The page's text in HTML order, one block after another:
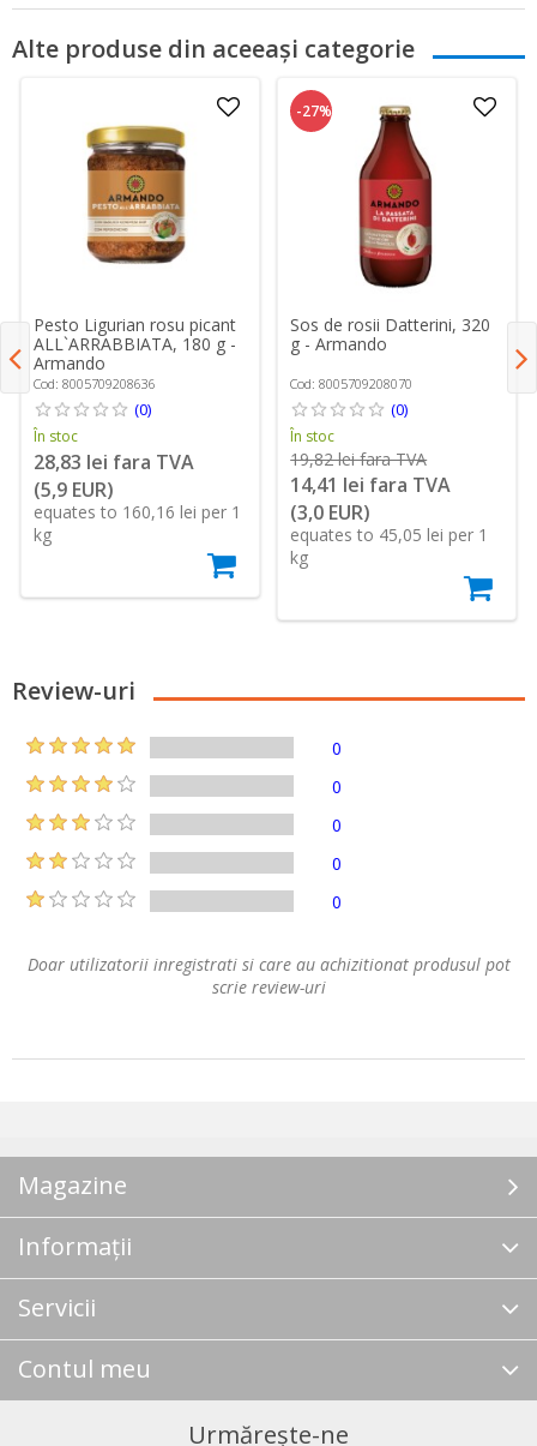
Alte produse din aceeași categorie
Pesto Ligurian rosu picant
ALL`ARRABBIATA, 180 g -
Armando
Cod: 8005709208636
(0)
În stoc
28,83 lei fara TVA
(5,9 EUR)
equates to 160,16 lei per 1
kg
-27%
Sos de rosii Datterini, 320
g - Armando
Cod: 8005709208070
(0)
În stoc
19,82 lei fara TVA
14,41 lei fara TVA
(3,0 EUR)
equates to 45,05 lei per 1
kg
Review-uri
0
0
0
0
0
Doar utilizatorii inregistrati si care au achizitionat produsul pot
scrie review-uri
Magazine
Informații
Servicii
Contul meu
Urmărește-ne